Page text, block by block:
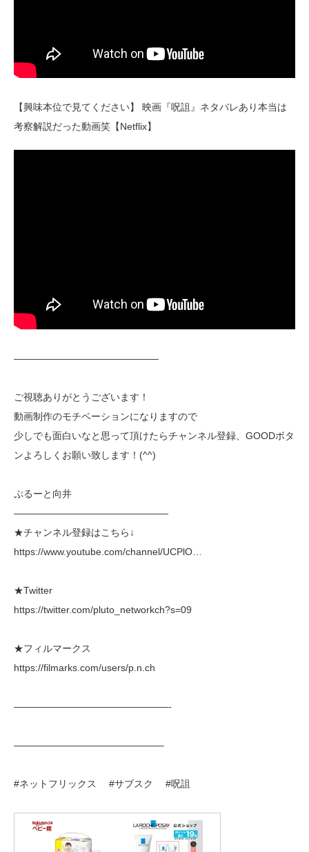
【興味本位で見てください】 映画『呪詛』ネタバレあり本当は
考察解説だった動画笑【Netflix】
———————————————
ご視聴ありがとうございます！
動画制作のモチベーションになりますので
少しでも面白いなと思って頂けたらチャンネル登録、GOODボタ
ンよろしくお願い致します！(^^)
ぷるーと向井
————————————————
★チャンネル登録はこちら↓
https://www.youtube.com/channel/UCPlO…
★Twitter
https://twitter.com/pluto_networkch?s=09
★フィルマークス
https://filmarks.com/users/p.n.ch
————————————————-
———————————————–
#ネットフリックス #サブスク #呪詛